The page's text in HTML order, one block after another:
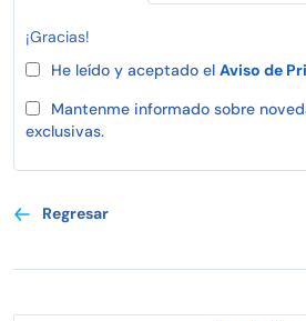
¡Gracias!
He leído y aceptado el Aviso de
Mantenme informado sobre
exclusivas.
Regresar